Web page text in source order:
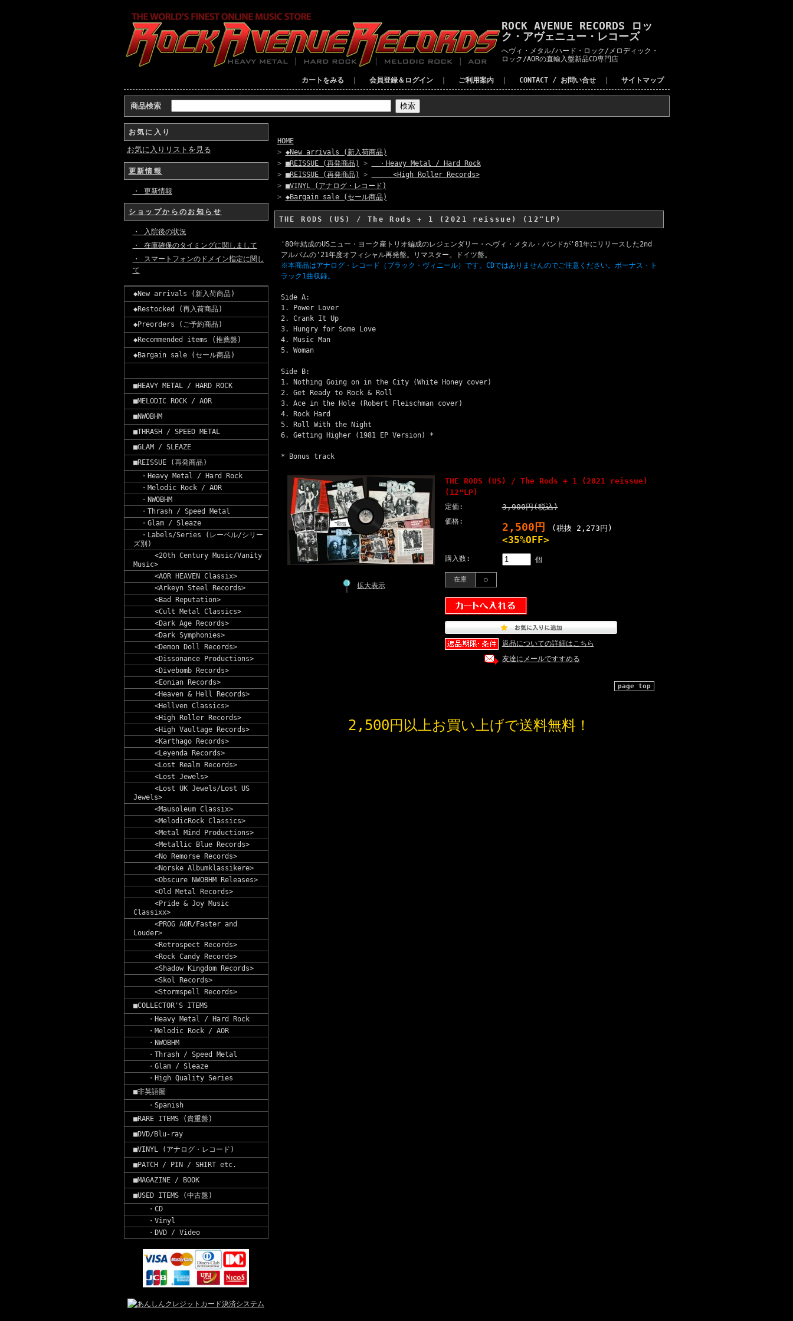
ROCK AVENUE RECORDS ロッ
ク・アヴェニュー・レコーズ
へヴィ・メタル/ハード・ロック/メロディック・
ロック/AORの直輸入盤新品CD専門店
カートをみる 会員登録＆ログイン ご利用案内 CONTACT / お問い合せ サイトマップ
商品検索
お気に入り
お気に入りリストを見る
更新情報
・ 更新情報
ショップからのお知らせ
・ 入院後の状況
・ 在庫確保のタイミングに関しまして
・ スマートフォンのドメイン指定に関し
て
◆New arrivals (新入荷商品)
◆Restocked (再入荷商品)
◆Preorders (ご予約商品)
◆Recommended items (推薦盤)
◆Bargain sale (セール商品)
■HEAVY METAL / HARD ROCK
■MELODIC ROCK / AOR
■NWOBHM
■THRASH / SPEED METAL
■GLAM / SLEAZE
■REISSUE (再発商品)
・Heavy Metal / Hard Rock
・Melodic Rock / AOR
・NWOBHM
・Thrash / Speed Metal
・Glam / Sleaze
・Labels/Series (レーベル/シリー
ズ別)
<20th Century Music/Vanity
Music>
<AOR HEAVEN Classix>
<Arkeyn Steel Records>
<Bad Reputation>
<Cult Metal Classics>
<Dark Age Records>
<Dark Symphonies>
<Demon Doll Records>
<Dissonance Productions>
<Divebomb Records>
<Eonian Records>
<Heaven & Hell Records>
<Hellven Classics>
<High Roller Records>
<High Vaultage Records>
<Karthago Records>
<Leyenda Records>
<Lost Realm Records>
<Lost Jewels>
<Lost UK Jewels/Lost US
Jewels>
<Mausoleum Classix>
<MelodicRock Classics>
<Metal Mind Productions>
<Metallic Blue Records>
<No Remorse Records>
<Norske Albumklassikere>
<Obscure NWOBHM Releases>
<Old Metal Records>
<Pride & Joy Music
Classixx>
<PROG AOR/Faster and
Louder>
<Retrospect Records>
<Rock Candy Records>
<Shadow Kingdom Records>
<Skol Records>
<Stormspell Records>
■COLLECTOR'S ITEMS
・Heavy Metal / Hard Rock
・Melodic Rock / AOR
・NWOBHM
・Thrash / Speed Metal
・Glam / Sleaze
・High Quality Series
■非英語圏
・Spanish
■RARE ITEMS (貴重盤)
■DVD/Blu-ray
■VINYL (アナログ・レコード)
■PATCH / PIN / SHIRT etc.
■MAGAZINE / BOOK
■USED ITEMS (中古盤)
・CD
・Vinyl
・DVD / Video
HOME
> ◆New arrivals (新入荷商品)
> ■REISSUE (再発商品) >
・Heavy Metal / Hard Rock
> ■REISSUE (再発商品) >
<High Roller Records>
> ■VINYL (アナログ・レコード)
> ◆Bargain sale (セール商品)
THE RODS (US) / The Rods + 1 (2021 reissue) (12"LP)
'80年結成のUSニュー・ヨーク産トリオ編成のレジェンダリー・へヴィ・メタル・バンドが'81年にリリースした2nd
アルバムの'21年度オフィシャル再発盤。リマスター。ドイツ盤。
※本商品はアナログ・レコード（ブラック・ヴィニール）です。CDではありませんのでご注意ください。ボーナス・ト
ラック1曲収録。
Side A:
1. Power Lover
2. Crank It Up
3. Hungry for Some Love
4. Music Man
5. Woman
Side B:
1. Nothing Going on in the City (White Honey cover)
2. Get Ready to Rock & Roll
3. Ace in the Hole (Robert Fleischman cover)
4. Rock Hard
5. Roll With the Night
6. Getting Higher (1981 EP Version) *
* Bonus track
拡大表示
THE RODS (US) / The Rods + 1 (2021 reissue)
(12"LP)
定価: 3,900円(税込)
価格: 2,500円 (税抜 2,273円)
<35%OFF>
購入数: 個
在庫 ○
返品についての詳細はこちら
友達にメールですすめる
page top
2,500円以上お買い上げで送料無料！